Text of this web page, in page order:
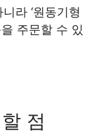
라 ‘원동기형
주문할 수 있
점